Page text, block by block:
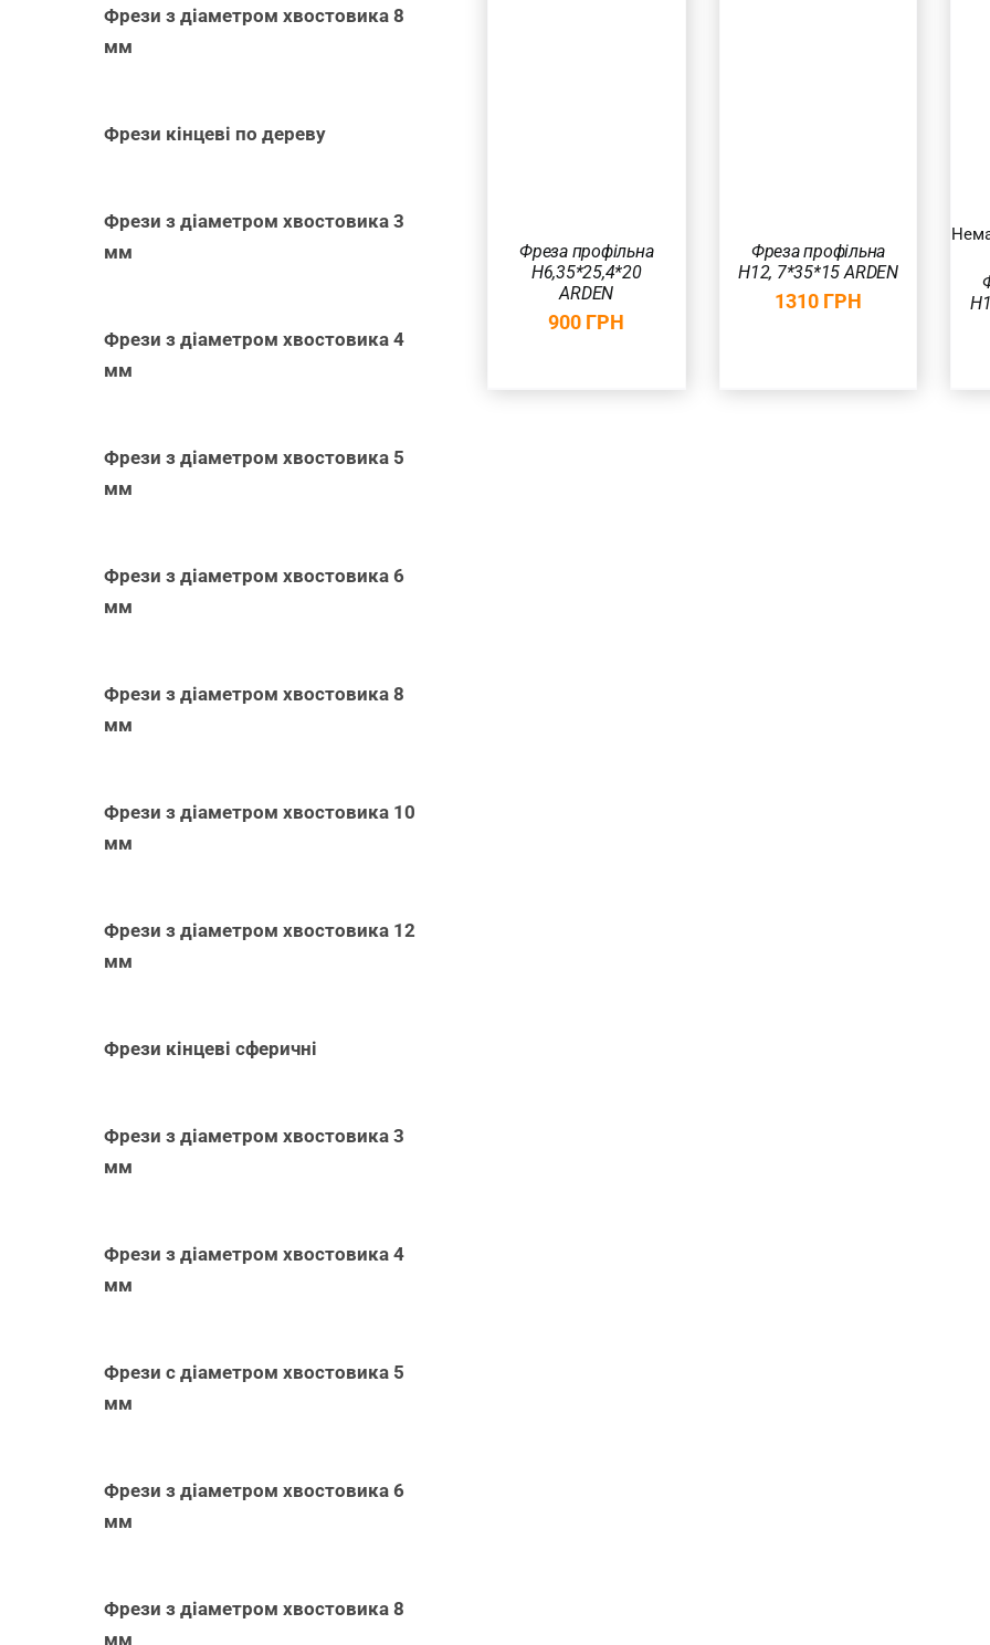
Фреза профільна
Н6,35*25,4*20
ARDEN
900 ГРН
Фреза профільна
Н12, 7*35*15 ARDEN
1310 ГРН
Фрези з діаметром хвостовика 8
мм
Фрези кінцеві по дереву
Фрези з діаметром хвостовика 3
мм
Фрези з діаметром хвостовика 4
мм
Фрези з діаметром хвостовика 5
мм
Фрези з діаметром хвостовика 6
мм
Фрези з діаметром хвостовика 8
мм
Фрези з діаметром хвостовика 10
мм
Фрези з діаметром хвостовика 12
мм
Фрези кінцеві сферичні
Фрези з діаметром хвостовика 3
мм
Фрези з діаметром хвостовика 4
мм
Фрези с діаметром хвостовика 5
мм
Фрези з діаметром хвостовика 6
мм
Фрези з діаметром хвостовика 8
мм